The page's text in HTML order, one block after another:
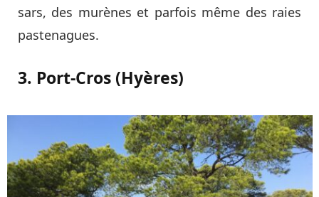
sars, des murènes et parfois même des raies
pastenagues.
3. Port-Cros (Hyères)